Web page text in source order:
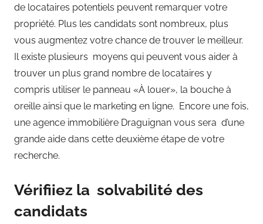
de locataires potentiels peuvent remarquer votre
propriété. Plus les candidats sont nombreux, plus
vous augmentez votre chance de trouver le meilleur.
Il existe plusieurs moyens qui peuvent vous aider à
trouver un plus grand nombre de locataires y
compris utiliser le panneau «À louer», la bouche à
oreille ainsi que le marketing en ligne. Encore une fois,
une agence immobilière Draguignan vous sera d’une
grande aide dans cette deuxième étape de votre
recherche.
Vérifiiez la solvabilité des
candidats